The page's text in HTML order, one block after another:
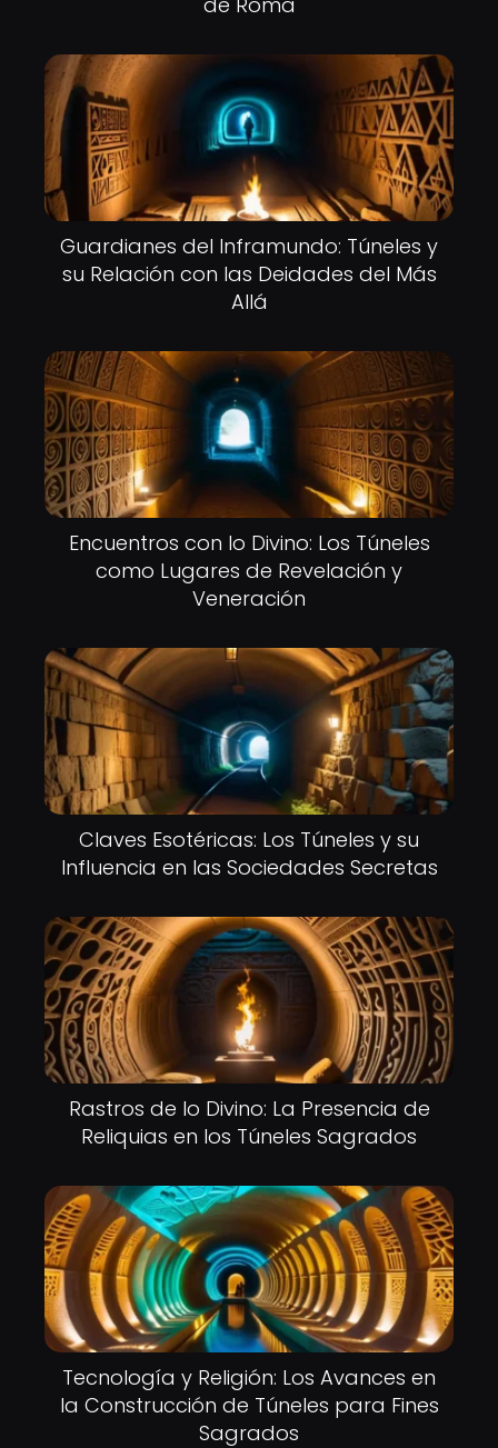
Guardianes del Inframundo: Túneles y
su Relación con las Deidades del Más
Allá
Encuentros con lo Divino: Los Túneles
como Lugares de Revelación y
Veneración
Claves Esotéricas: Los Túneles y su
Influencia en las Sociedades Secretas
Rastros de lo Divino: La Presencia de
Reliquias en los Túneles Sagrados
Tecnología y Religión: Los Avances en
la Construcción de Túneles para Fines
Sagrados